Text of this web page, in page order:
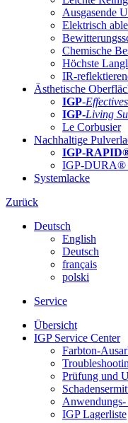
Ausgasende
Elektrisch
Chemische
Höchste
IR-
Ästhetische
IGP-
IGP-Living
Le Corbusier
Nachhaltige
IGP-
IGP-DURA®
Systemlacke
Zurück
Deutsch
English
Deutsch
français
polski
Service
Übersicht
IGP Service Center
Farbton-
Prüfung und
Anwendungs-
IGP Lagerliste